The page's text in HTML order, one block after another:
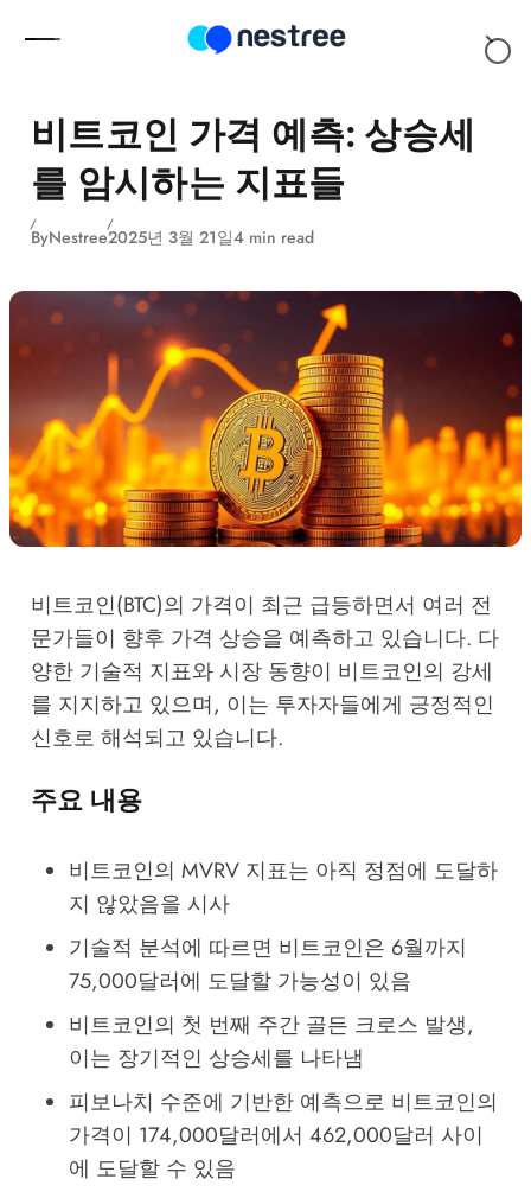
비트코인 가격 예측: 상승세
를 암시하는 지표들
ByNestree2025년 3월 21일4 min read
비트코인(BTC)의 가격이 최근 급등하면서 여러 전
문가들이 향후 가격 상승을 예측하고 있습니다. 다
양한 기술적 지표와 시장 동향이 비트코인의 강세
를 지지하고 있으며, 이는 투자자들에게 긍정적인
신호로 해석되고 있습니다.
주요 내용
비트코인의 MVRV 지표는 아직 정점에 도달하
지 않았음을 시사
기술적 분석에 따르면 비트코인은 6월까지
75,000달러에 도달할 가능성이 있음
비트코인의 첫 번째 주간 골든 크로스 발생,
이는 장기적인 상승세를 나타냄
피보나치 수준에 기반한 예측으로 비트코인의
가격이 174,000달러에서 462,000달러 사이
에 도달할 수 있음